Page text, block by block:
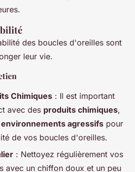
des boucles d'oreilles sont
leur vie.
Chimiques : Il est important
avec des produits chimiques,
environnements agressifs pour
de vos boucles d'oreilles.
: Nettoyez régulièrement vos
avec un chiffon doux et un peu